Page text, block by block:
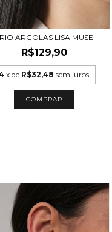
ARGOLAS LISA MUSE
R$129,90
x de R$32,48 sem juros
COMPRAR